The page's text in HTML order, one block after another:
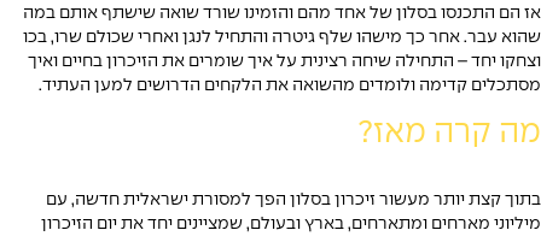
בסלון של אחד מהם והזמינו שורד שואה שישתף אותם במה
כך מישהו שלף גיטרה והתחיל לנגן ואחרי שכולם שרו, בכו
התחילה שיחה רצינית על איך שומרים את הזיכרון בחיים ואיך
ולומדים מהשואה את הלקחים הדרושים למען העתיד.
מאז?​
מעשור זיכרון בסלון הפך למסורת ישראלית חדשה, עם
ומתארחים, בארץ ובעולם, שמציינים יחד את יום הזיכרון